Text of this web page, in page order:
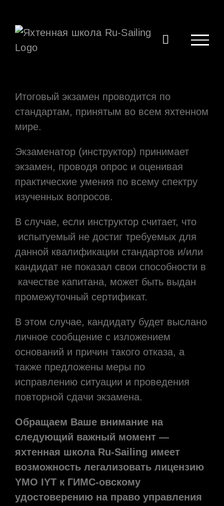
content
Итоговый экзамен проводится по
стандартам, принятым во всем яхтенном
мире.
Экзаменатор (инструктор) принимает
экзамен, проводя опрос и оценивая
практические умения по всему спектру
изученных вопросов.
В случае, если инструктор считает, что
испытуемый не достиг требуемых для
данной квалификации стандартов и/или
кандидат не показал свои способности в
качестве капитана, может быть выдан
промежуточный сертификат.
В этом случае, кандидату будет выслано
личное сообщение с изложением
оснований и причин такого отказа, а
также предложены меры по
исправлению ситуации и проведения
повторной сдачи экзамена.
Обращаем Ваше внимание на
следующий важный момент —
яхтенная школа Ru-Sailing имеет
возможность легализовать лицензию
YMO IYT к ГИМС-овскому
удостоверению на право управления